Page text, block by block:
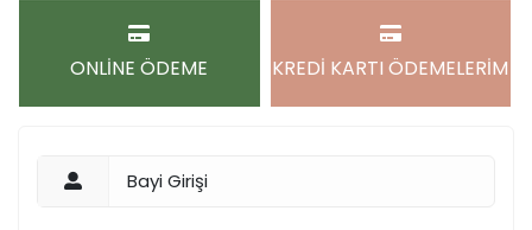
ONLİNE ÖDEME KREDİ KARTI ÖDEMELERİM
Bayi Girişi